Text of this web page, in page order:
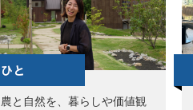
農と自然を、暮らしや価値観